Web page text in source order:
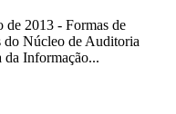
de 2013 - Formas de
do Núcleo de Auditoria
Informação...